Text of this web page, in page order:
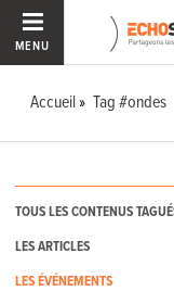
MENU
Accueil Tag #ondes
TOUS LES CONTENUS
LES ARTICLES
LES ÉVÉNEMENTS